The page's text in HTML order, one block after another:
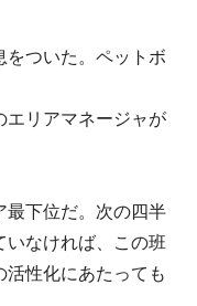
ついた。ペットボ
リアマネージャが
下位だ。次の四半
いなければ、この班
活性化にあたっても